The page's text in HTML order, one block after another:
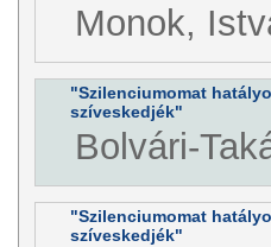
Monok,
"Szilenciumomat
szíveskedjék"
Bolvári-
"Szilenciumomat
szíveskedjék"